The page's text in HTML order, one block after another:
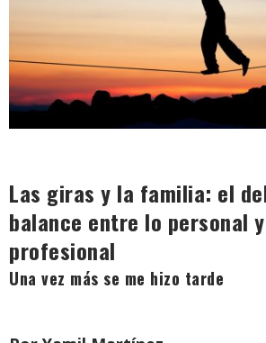
Las giras y la familia: el
balance entre lo personal
profesional
Una vez más se me hizo tarde